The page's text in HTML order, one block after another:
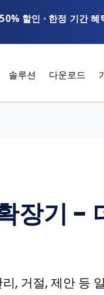
할인 · 한정 기간 혜
솔루션 다운로드
장기 -
, 거절, 제안 등